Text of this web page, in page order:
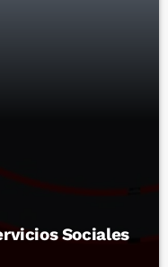
Sociales